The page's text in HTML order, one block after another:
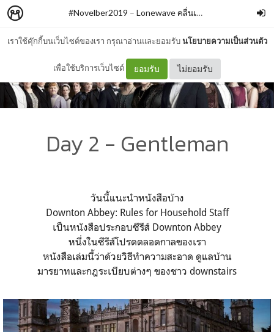
เราใช้คุ๊กกี้บนเว็บไซต์ของเรา กรุณาอ่านและยอมรับนโยบายความเป็นส่วนตัว
เพื่อใช้บริการเว็บไซต์ ยอมรับ ไม่ยอมรับ
#Novelber2019 – Lonewave คลื่นเดี่ยว
Day 2 - Gentleman
วันนี้แนะนำหนังสือบ้าง
Downton Abbey: Rules for Household Staff
เป็นหนังสือประกอบซีรีส์ Downton Abbey
หนึ่งในซีรีส์โปรดตลอดกาลของเรา
หนังสือเล่มนี้ว่าด้วยวิธีทำความสะอาด ดูแลบ้าน
มารยาทและกฎระเบียบต่างๆ ของชาว downstairs